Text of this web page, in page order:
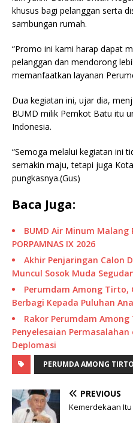
khusus bagi pelanggan serta
sambungan rumah.
“Promo ini kami harap dapat
pelanggan dan mendorong
memanfaatkan layanan
Dua kegiatan ini, ujar dia,
BUMD milik Pemkot Batu itu
Indonesia.
“Semoga melalui kegiatan ini
semakin maju, tetapi juga
pungkasnya.(Gus)
Baca Juga:
BUMD Air Minum
PORPAMNAS IX 2026
Akhir Penjaringan Calon
Muncul Sosok Muda
Perumdam Among Tirto,
Berbagi Kepada Puluhan
Rakor Perumdam
Penyelesaian
Deplomasi
PERUMDA AMONG TIRTO
PREVIOUS
Kemerdekaan